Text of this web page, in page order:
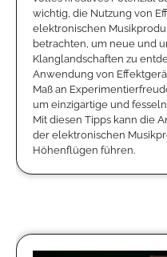
wichtig, die Nutzung von
elektronischen
betrachten, um neue und
Klanglandschaften zu
Anwendung von
Maß an
um einzigartige und
Mit diesen Tipps kann die
der elektronischen
Höhenflügen führen.